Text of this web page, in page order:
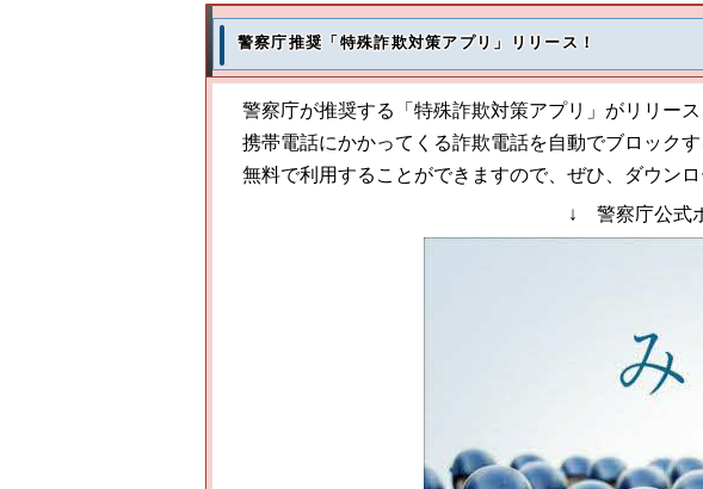
警察庁推奨「特殊詐欺対策アプリ」リリース！
警察庁が推奨する「特殊詐欺対策アプリ」がリリース
携帯電話にかかってくる詐欺電話を自動でブロック
無料で利用することができますので、ぜひ、ダウンロ
↓
警察庁公式